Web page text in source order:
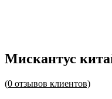
Мискантус
(0 отзывов клиентов)